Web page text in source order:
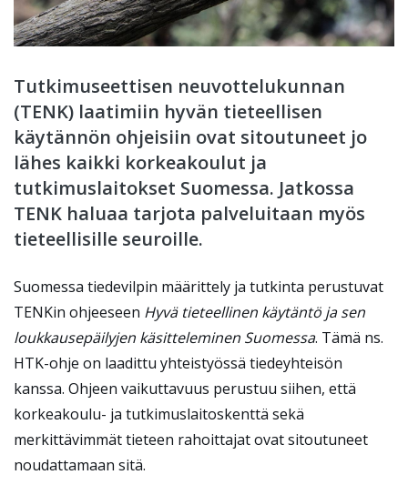
Tutkimuseettisen neuvottelukunnan
(TENK) laatimiin hyvän tieteellisen
käytännön ohjeisiin ovat sitoutuneet jo
lähes kaikki korkeakoulut ja
tutkimuslaitokset Suomessa. Jatkossa
TENK haluaa tarjota palveluitaan myös
tieteellisille seuroille.
Suomessa tiedevilpin määrittely ja tutkinta perustuvat
TENKin ohjeeseen Hyvä tieteellinen käytäntö ja sen
loukkausepäilyjen käsitteleminen Suomessa. Tämä ns.
HTK-ohje on laadittu yhteistyössä tiedeyhteisön
kanssa. Ohjeen vaikuttavuus perustuu siihen, että
korkeakoulu- ja tutkimuslaitoskenttä sekä
merkittävimmät tieteen rahoittajat ovat sitoutuneet
noudattamaan sitä.